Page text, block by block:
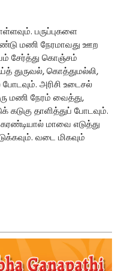
பருப்புகளை
மணி நேரமாவது ஊற
சேர்த்து கொஞ்சம்
துருவல், கொத்துமல்லி,
அரிசி உடைசல்
மணி நேரம் வைத்து,
தாளித்துப் போடவும்.
மாவை எடுத்து
வடை மிகவும்